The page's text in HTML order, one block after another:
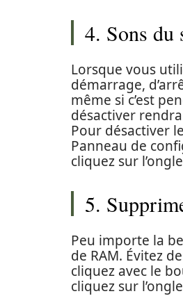
4. Sons du
Lorsque vous
démarrage,
même si c’est
désactiver
Pour désactiver
Panneau de
cliquez sur
5.
Peu importe la
de RAM. Évitez
cliquez avec le
cliquez sur